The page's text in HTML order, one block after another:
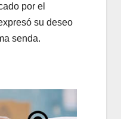
por el
su deseo
senda.